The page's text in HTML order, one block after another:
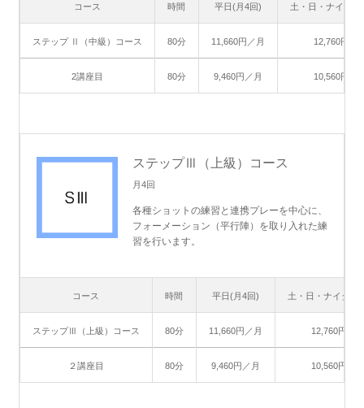
コース 時間 平日(月4回) 土・日・ナイター
ステップ Ⅱ（中級）コース 80分 11,660円／月 12,760円／
2講座目 80分 9,460円／月 10,560円／
ステップⅢ（上級）コース
月4回
各種ショットの練習と連携プレーを中心に、
フォーメーション（平行陣）を取り入れた練
習を行います。
コース 時間 平日(月4回) 土・日・ナイター
ステップⅢ（上級）コース 80分 11,660円／月 12,760円／月
２講座目 80分 9,460円／月 10,560円／月